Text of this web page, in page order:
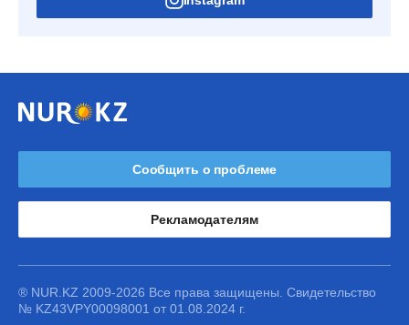
Сообщить о проблеме
Рекламодателям
® NUR.KZ 2009-2026 Все права защищены. Свидетельство
№ KZ43VPY00098001 от 01.08.2024 г.